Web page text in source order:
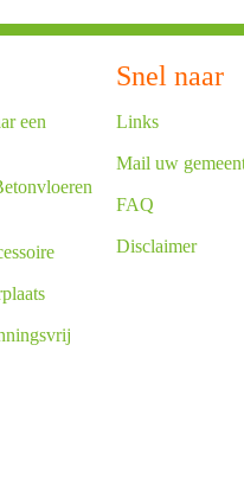
een
Snel naar
Links
Mail uw
FAQ
Disclaimer